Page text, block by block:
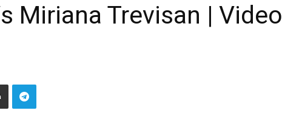
Miriana Trevisan | Video